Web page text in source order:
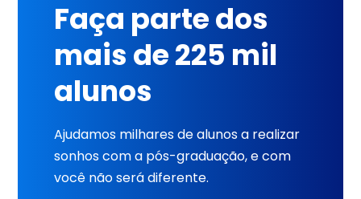
Faça parte dos
mais de 225 mil
alunos
Ajudamos milhares de alunos a realizar
sonhos com a pós-graduação, e com
você não será diferente.